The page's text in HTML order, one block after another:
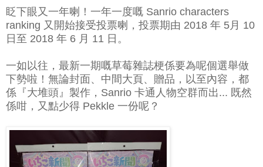
眨下眼又一年喇！一年一度嘅 Sanrio characters
ranking 又開始接受投票喇，投票期由 2018 年 5月 10
日至 2018 年 6 月 11 日。
一如以往，最新一期嘅草莓雜誌梗係要為呢個選舉做
下勢啦！無論封面、中間大頁、贈品，以至內容，都
係『大堆頭』製作，Sanrio 卡通人物空群而出... 既然
係咁，又點少得 Pekkle 一份呢？